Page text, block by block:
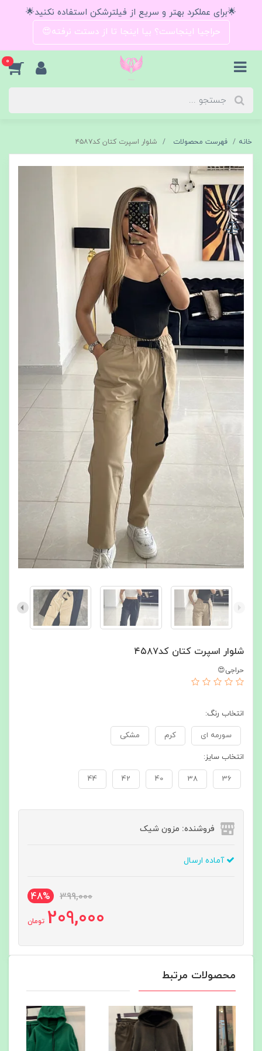
🌟برای عملکرد بهتر و سریع از فیلترشکن استفاده نکنید🌟
حراجیا اینجاست؟ بیا اینجا تا از دستت نرفته😍
0
خانه فهرست محصولات شلوار اسپرت کتان کد۴۵۸۷
شلوار اسپرت کتان کد۴۵۸۷
حراجی😍
انتخاب رنگ:
سورمه ای کرم مشکی
انتخاب سایز:
36
38
40
42
44
فروشنده: مزون شیک
آماده ارسال
399,000
48%
209,000 تومان
محصولات مرتبط